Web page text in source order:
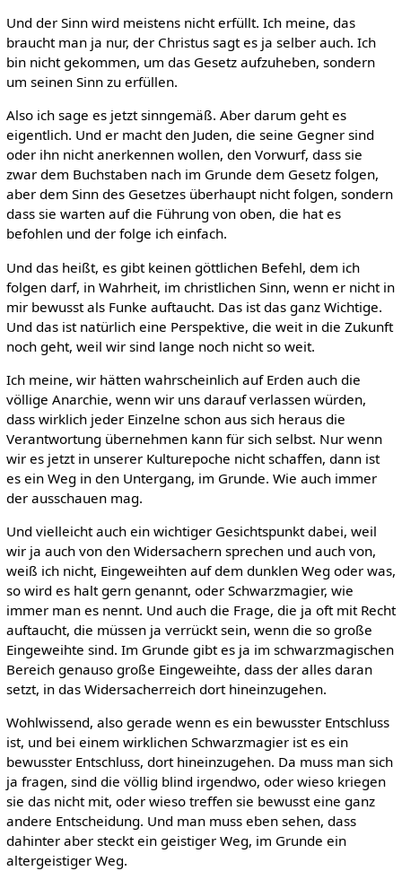
Und der Sinn wird meistens nicht erfüllt. Ich meine, das
braucht man ja nur, der Christus sagt es ja selber auch. Ich
bin nicht gekommen, um das Gesetz aufzuheben, sondern
um seinen Sinn zu erfüllen.
Also ich sage es jetzt sinngemäß. Aber darum geht es
eigentlich. Und er macht den Juden, die seine Gegner sind
oder ihn nicht anerkennen wollen, den Vorwurf, dass sie
zwar dem Buchstaben nach im Grunde dem Gesetz folgen,
aber dem Sinn des Gesetzes überhaupt nicht folgen, sondern
dass sie warten auf die Führung von oben, die hat es
befohlen und der folge ich einfach.
Und das heißt, es gibt keinen göttlichen Befehl, dem ich
folgen darf, in Wahrheit, im christlichen Sinn, wenn er nicht in
mir bewusst als Funke auftaucht. Das ist das ganz Wichtige.
Und das ist natürlich eine Perspektive, die weit in die Zukunft
noch geht, weil wir sind lange noch nicht so weit.
Ich meine, wir hätten wahrscheinlich auf Erden auch die
völlige Anarchie, wenn wir uns darauf verlassen würden,
dass wirklich jeder Einzelne schon aus sich heraus die
Verantwortung übernehmen kann für sich selbst. Nur wenn
wir es jetzt in unserer Kulturepoche nicht schaffen, dann ist
es ein Weg in den Untergang, im Grunde. Wie auch immer
der ausschauen mag.
Und vielleicht auch ein wichtiger Gesichtspunkt dabei, weil
wir ja auch von den Widersachern sprechen und auch von,
weiß ich nicht, Eingeweihten auf dem dunklen Weg oder was,
so wird es halt gern genannt, oder Schwarzmagier, wie
immer man es nennt. Und auch die Frage, die ja oft mit Recht
auftaucht, die müssen ja verrückt sein, wenn die so große
Eingeweihte sind. Im Grunde gibt es ja im schwarzmagischen
Bereich genauso große Eingeweihte, dass der alles daran
setzt, in das Widersacherreich dort hineinzugehen.
Wohlwissend, also gerade wenn es ein bewusster Entschluss
ist, und bei einem wirklichen Schwarzmagier ist es ein
bewusster Entschluss, dort hineinzugehen. Da muss man sich
ja fragen, sind die völlig blind irgendwo, oder wieso kriegen
sie das nicht mit, oder wieso treffen sie bewusst eine ganz
andere Entscheidung. Und man muss eben sehen, dass
dahinter aber steckt ein geistiger Weg, im Grunde ein
altergeistiger Weg.